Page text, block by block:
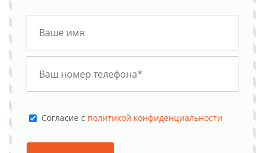
Cогласие с политикой конфиденциальности